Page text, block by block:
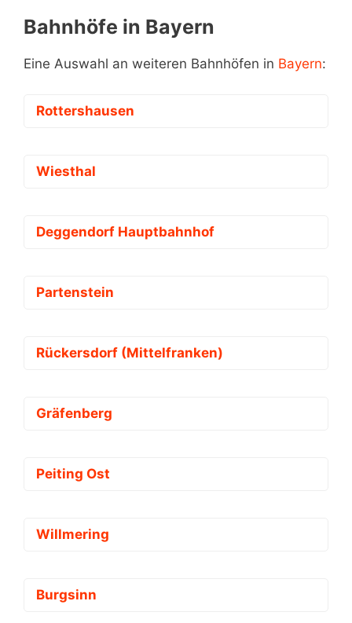
Bahnhöfe in Bayern
Eine Auswahl an weiteren Bahnhöfen in Bayern:
Rottershausen
Wiesthal
Deggendorf Hauptbahnhof
Partenstein
Rückersdorf (Mittelfranken)
Gräfenberg
Peiting Ost
Willmering
Burgsinn